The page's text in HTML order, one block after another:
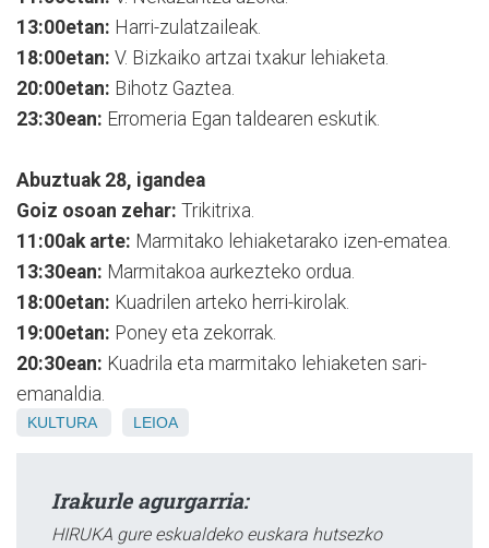
13:00etan: Harri-zulatzaileak.
18:00etan: V. Bizkaiko artzai txakur lehiaketa.
20:00etan: Bihotz Gaztea.
23:30ean: Erromeria Egan taldearen eskutik.
Abuztuak 28, igandea
Goiz osoan zehar: Trikitrixa.
11:00ak arte: Marmitako lehiaketarako izen-ematea.
13:30ean: Marmitakoa aurkezteko ordua.
18:00etan: Kuadrilen arteko herri-kirolak.
19:00etan: Poney eta zekorrak.
20:30ean: Kuadrila eta marmitako lehiaketen sari-
emanaldia.
KULTURA LEIOA
Irakurle agurgarria:
HIRUKA gure eskualdeko euskara hutsezko